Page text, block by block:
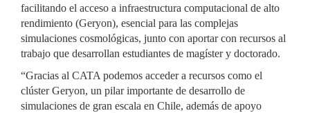
facilitando el acceso a infraestructura computacional de alto
rendimiento (Geryon), esencial para las complejas
simulaciones cosmológicas, junto con aportar con recursos al
trabajo que desarrollan estudiantes de magíster y doctorado.
“Gracias al CATA podemos acceder a recursos como el
clúster Geryon, un pilar importante de desarrollo de
simulaciones de gran escala en Chile, además de apoyo